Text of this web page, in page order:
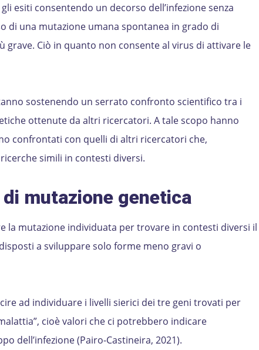
esiti consentendo un decorso dell’infezione senza
di una mutazione umana spontanea in grado di
Ciò in quanto non consente al virus di attivare le
sostenendo un serrato confronto scientifico tra i
ottenute da altri ricercatori. A tale scopo hanno
confrontati con quelli di altri ricercatori che,
simili in contesti diversi.
di mutazione genetica
la mutazione individuata per trovare in contesti diversi il
a sviluppare solo forme meno gravi o
ad individuare i livelli sierici dei tre geni trovati per
cioè valori che ci potrebbero indicare
dell’infezione (Pairo-Castineira, 2021).